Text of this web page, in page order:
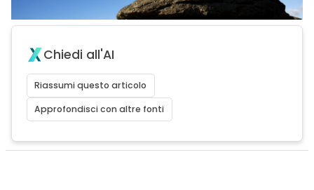
Chiedi all'AI
Riassumi questo articolo
Approfondisci con altre fonti